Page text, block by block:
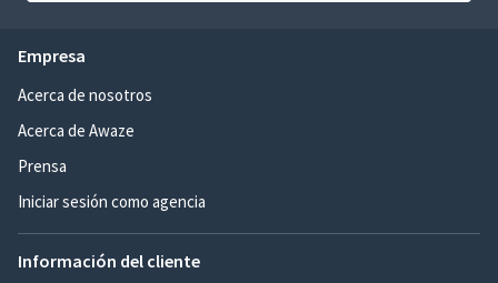
Empresa
Acerca de nosotros
Acerca de Awaze
Prensa
Iniciar sesión como agencia
Información del cliente